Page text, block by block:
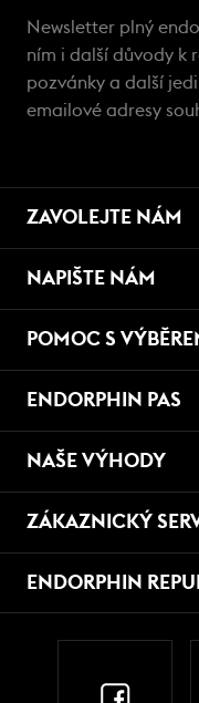
Newsletter plný
ním i další důvody k
pozvánky a další
emailové adresy
ZAVOLEJTE NÁM
NAPIŠTE NÁM
POMOC S
ENDORPHIN PAS
NAŠE VÝHODY
ZÁKAZNICKÝ
ENDORPHIN